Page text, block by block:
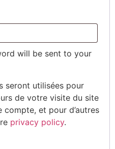
will be sent to your
seront utilisées pour
de votre visite du site
compte, et pour d’autres
privacy policy.